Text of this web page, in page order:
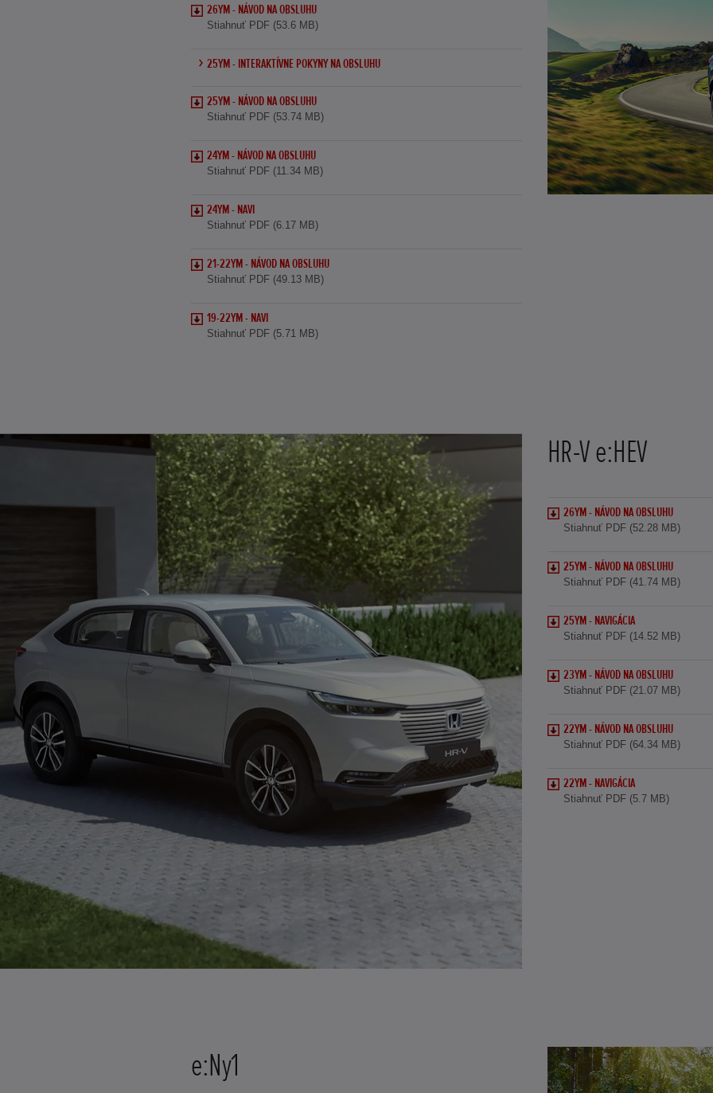
26YM - NÁVOD NA OBSLUHU
Stiahnuť PDF (53.6 MB)
25YM - INTERAKTÍVNE POKYNY NA OBSLUHU
25YM - NÁVOD NA OBSLUHU
Stiahnuť PDF (53.74 MB)
24YM - NÁVOD NA OBSLUHU
Stiahnuť PDF (11.34 MB)
24YM - NAVI
Stiahnuť PDF (6.17 MB)
21-22YM - NÁVOD NA OBSLUHU
Stiahnuť PDF (49.13 MB)
19-22YM - NAVI
Stiahnuť PDF (5.71 MB)
HR-V e:HEV
26YM - NÁVOD NA OBSLUHU
Stiahnuť PDF (52.28 MB)
25YM - NÁVOD NA OBSLUHU
Stiahnuť PDF (41.74 MB)
25YM - NAVIGÁCIA
Stiahnuť PDF (14.52 MB)
23YM - NÁVOD NA OBSLUHU
Stiahnuť PDF (21.07 MB)
22YM - NÁVOD NA OBSLUHU
Stiahnuť PDF (64.34 MB)
22YM - NAVIGÁCIA
Stiahnuť PDF (5.7 MB)
e:Ny1